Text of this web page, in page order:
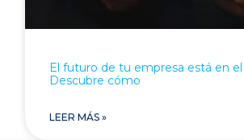
El futuro de tu empresa está en el
Descubre cómo
LEER MÁS »